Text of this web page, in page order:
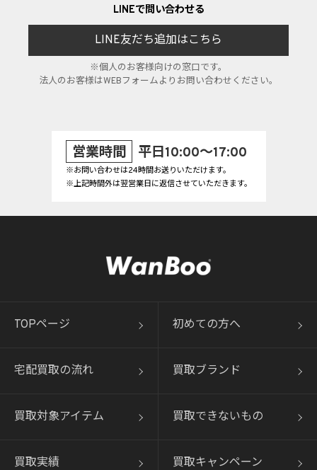
LINEで問い合わせる
LINE友だち追加はこちら
※個人のお客様向けの窓口です。
法人のお客様はWEBフォームよりお問い合わせください。
営業時間 平日10:00～17:00
※お問い合わせは24時間お送りいただけます。
※上記時間外は翌営業日に返信させていただきます。
TOPページ 初めての方へ
宅配買取の流れ 買取ブランド
買取対象アイテム 買取できないもの
買取実績 買取キャンペーン